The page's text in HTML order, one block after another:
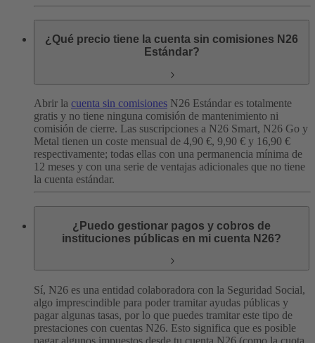
¿Qué precio tiene la cuenta sin comisiones N26
Estándar?
Abrir la cuenta sin comisiones N26 Estándar es totalmente
gratis y no tiene ninguna comisión de mantenimiento ni
comisión de cierre. Las suscripciones a N26 Smart, N26 Go y
Metal tienen un coste mensual de 4,90 €, 9,90 € y 16,90 €
respectivamente; todas ellas con una permanencia mínima de
12 meses y con una serie de ventajas adicionales que no tiene
la cuenta estándar.
¿Puedo gestionar pagos y cobros de
instituciones públicas en mi cuenta N26?
Sí, N26 es una entidad colaboradora con la Seguridad Social,
algo imprescindible para poder tramitar ayudas públicas y
pagar algunas tasas, por lo que puedes tramitar este tipo de
prestaciones con cuentas N26. Esto significa que es posible
pagar algunos impuestos desde tu cuenta N26 (como la cuota